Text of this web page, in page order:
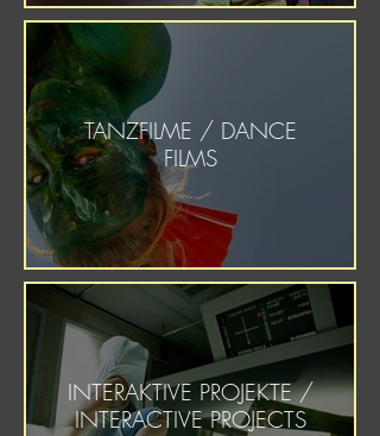
TANZFILME / DANCE
FILMS
INTERAKTIVE PROJEKTE /
INTERACTIVE PROJECTS